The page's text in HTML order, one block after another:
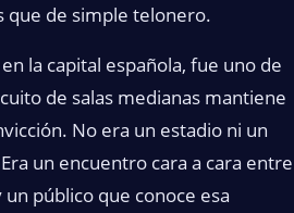
que de simple telonero.
la capital española, fue uno de
de salas medianas mantiene
No era un estadio ni un
un encuentro cara a cara entre
público que conoce esa